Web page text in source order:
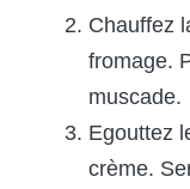
Chauffez
fromage.
muscade.
Egouttez
crème.